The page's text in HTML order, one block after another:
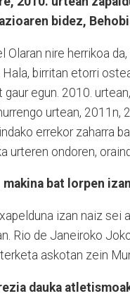
bidez,
Olaran nire herrikoa
birritan etorri
egun. 2010.
urtean,
errekor zaharra
urteren ondoren,
makina bat lorpen
izan naiz sei
Rio de Janeiroko
askotan zein
dauka